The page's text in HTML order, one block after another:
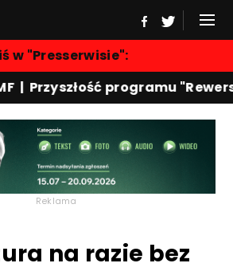
w "Presserwisie":
programu "Rewers" w
Reklama
na razie bez